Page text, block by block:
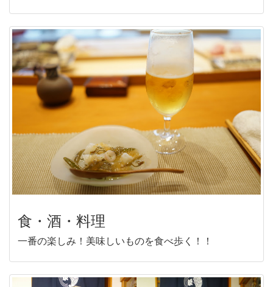
食・酒・料理
一番の楽しみ！美味しいものを食べ歩く！！